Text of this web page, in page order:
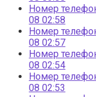
Номер
08 02:58
Номер
08 02:57
Номер
08 02:54
Номер
08 02:53